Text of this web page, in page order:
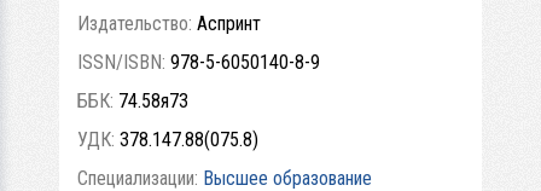
Издательство: Аспринт
ISSN/ISBN: 978-5-6050140-8-9
ББК: 74.58я73
УДК: 378.147.88(075.8)
Специализации: Высшее образование